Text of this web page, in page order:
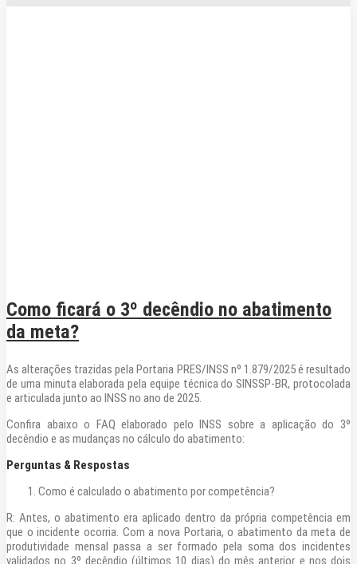
Como ficará o 3º decêndio no abatimento
da meta?
As alterações trazidas pela Portaria PRES/INSS nº 1.879/2025 é resultado
de uma minuta elaborada pela equipe técnica do SINSSP-BR, protocolada
e articulada junto ao INSS no ano de 2025.
Confira abaixo o FAQ elaborado pelo INSS sobre a aplicação do 3º
decêndio e as mudanças no cálculo do abatimento:
Perguntas & Respostas
Como é calculado o abatimento por competência?
R: Antes, o abatimento era aplicado dentro da própria competência em
que o incidente ocorria. Com a nova Portaria, o abatimento da meta de
produtividade mensal passa a ser formado pela soma dos incidentes
validados no 3º decêndio (últimos 10 dias) do mês anterior e nos dois